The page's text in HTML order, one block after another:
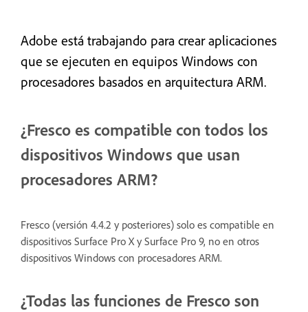
Adobe está trabajando para crear aplicaciones
que se ejecuten en equipos Windows con
procesadores basados en arquitectura ARM.
¿Fresco es compatible con todos los
dispositivos Windows que usan
procesadores ARM?
Fresco (versión 4.4.2 y posteriores) solo es compatible en
dispositivos Surface Pro X y Surface Pro 9, no en otros
dispositivos Windows con procesadores ARM.
¿Todas las funciones de Fresco son